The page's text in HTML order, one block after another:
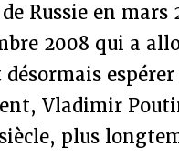
Russie en mars
2008 qui a
Vladimir
plus